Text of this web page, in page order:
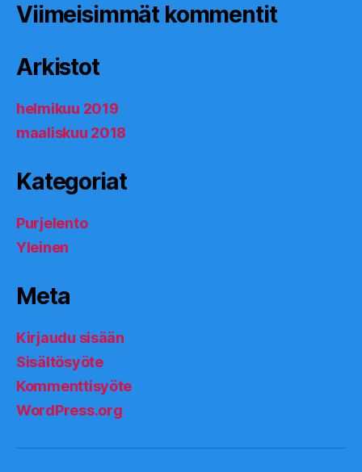
Viimeisimmät kommentit
Arkistot
helmikuu 2019
maaliskuu 2018
Kategoriat
Purjelento
Yleinen
Meta
Kirjaudu sisään
Sisältösyöte
Kommenttisyöte
WordPress.org